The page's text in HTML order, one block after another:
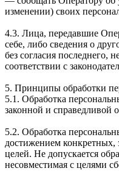
изменении) своих
4.3. Лица, передавшие
себе, либо сведения о
без согласия последнего,
соответствии с
5. Принципы обработки
5.1. Обработка
законной и справедливой
5.2. Обработка
достижением конкретных,
целей. Не допускается
несовместимая с целями